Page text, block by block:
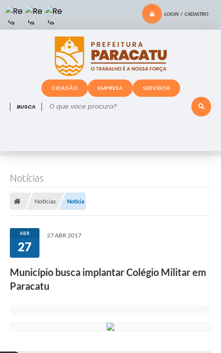
LOGIN / CADASTRO
O que voce procura?
CIDADÃO EMPRESA SERVIDOR
Notícias
Notícias Notícia
ABR
27
27 ABR 2017
Município busca implantar Colégio Militar em
Paracatu